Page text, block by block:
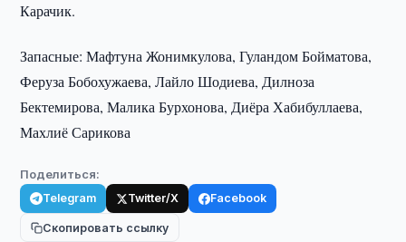
Карачик.
Запасные: Мафтуна Жонимкулова, Гуландом Бойматова,
Феруза Бобохужаева, Лайло Шодиева, Дилноза
Бектемирова, Малика Бурхонова, Диёра Хабибуллаева,
Махлиё Сарикова
Поделиться:
Telegram Twitter/X Facebook
Скопировать ссылку